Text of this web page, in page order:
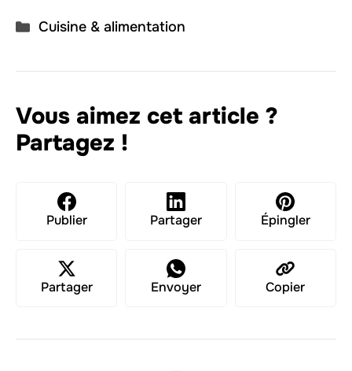
Catégories
Cuisine & alimentation
Vous aimez cet article ?
Partagez !
Publier Partager Épingler
Partager Envoyer Copier